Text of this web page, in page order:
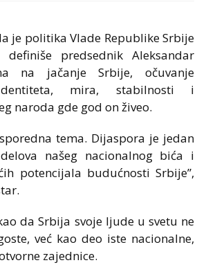
je politika Vlade Republike Srbije
predsednik Aleksandar
na jačanje Srbije, očuvanje
mira, stabilnosti i
naroda gde god on živeo.
tema. Dijaspora je jedan
našeg nacionalnog bića i
potencijala budućnosti Srbije”,
da Srbija svoje ljude u svetu ne
već kao deo iste nacionalne,
zajednice.